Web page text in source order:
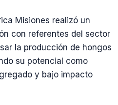
Misiones realizó un
con referentes del sector
la producción de hongos
su potencial como
y bajo impacto